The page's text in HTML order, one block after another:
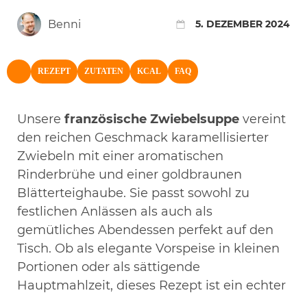
Benni 5. DEZEMBER 2024
NACH OBEN
REZEPT ZUTATEN KCAL FAQ
Unsere französische Zwiebelsuppe vereint
den reichen Geschmack karamellisierter
Zwiebeln mit einer aromatischen
Rinderbrühe und einer goldbraunen
Blätterteighaube. Sie passt sowohl zu
festlichen Anlässen als auch als
gemütliches Abendessen perfekt auf den
Tisch. Ob als elegante Vorspeise in kleinen
Portionen oder als sättigende
Hauptmahlzeit, dieses Rezept ist ein echter